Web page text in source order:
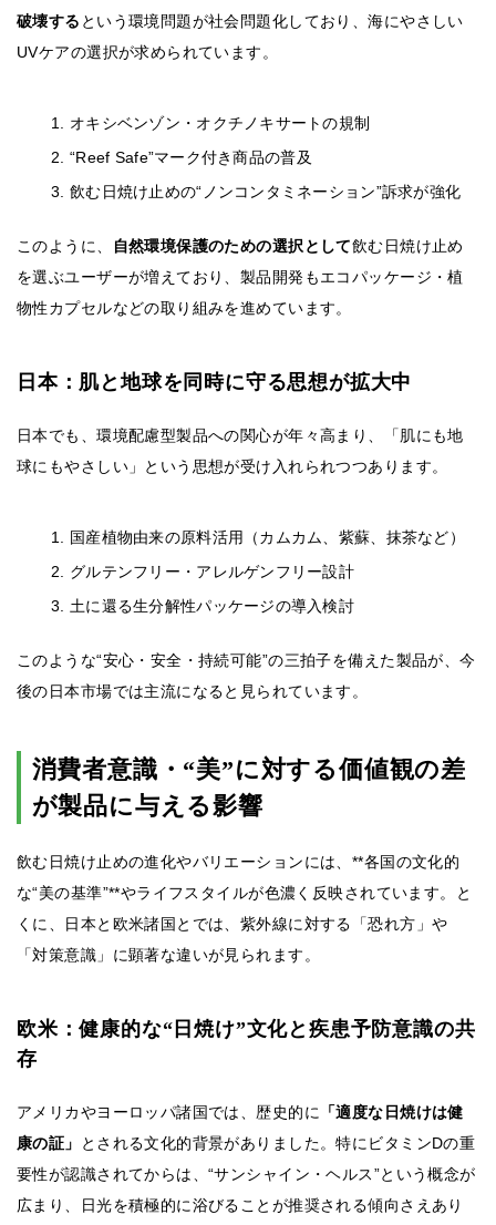
破壊する という環境問題が社会問題化しており、海にやさしい
UVケアの選択が求められています。
オキシベンゾン・オクチノキサートの規制
“Reef Safe”マーク付き商品の普及
飲む日焼け止めの“ノンコンタミネーション”訴求が強化
このように、 自然環境保護のための選択として飲む日焼け止め
を選ぶユーザーが増えており、製品開発もエコパッケージ・植
物性カプセルなどの取り組みを進めています。
日本：肌と地球を同時に守る思想が拡大中
日本でも、環境配慮型製品への関心が年々高まり、「肌にも地
球にもやさしい」という思想が受け入れられつつあります。
国産植物由来の原料活用（カムカム、紫蘇、抹茶など）
グルテンフリー・アレルゲンフリー設計
土に還る生分解性パッケージの導入検討
このような“安心・安全・持続可能”の三拍子を備えた製品が、今
後の日本市場では主流になると見られています。
消費者意識・“美”に対する価値観の差
が製品に与える影響
飲む日焼け止めの進化やバリエーションには、**各国の文化的
な“美の基準”**やライフスタイルが色濃く反映されています。と
くに、日本と欧米諸国とでは、紫外線に対する「恐れ方」や
「対策意識」に顕著な違いが見られます。
欧米：健康的な“日焼け”文化と疾患予防意識の共
存
アメリカやヨーロッパ諸国では、歴史的に 「適度な日焼けは健
康の証」
とされる文化的背景がありました。特にビタミンDの重
要性が認識されてからは、“サンシャイン・ヘルス”という概念が
広まり、日光を積極的に浴びることが推奨される傾向さえあり